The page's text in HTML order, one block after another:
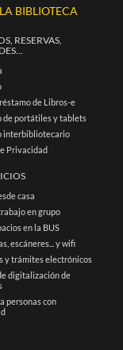
BIBLIOTECA
RESERVAS,
de Libros-e
de portátiles y tablets
interbibliotecario
Privacidad
casa
en grupo
en la BUS
escáneres... y wifi
y trámites electrónicos
digitalización de
personas con